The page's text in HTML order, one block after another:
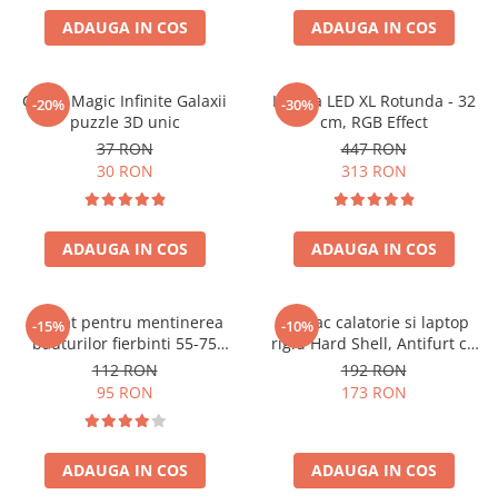
ADAUGA IN COS ADAUGA IN COS
-20%
Cubul Magic Infinite Galaxii
puzzle 3D unic
37 RON
30 RON
ADAUGA IN COS
-30%
Lampa LED XL Rotunda - 32
cm, RGB Effect
447 RON
313 RON
ADAUGA IN COS
-15%
Aparat pentru mentinerea
bauturilor fierbinti 55-75
grade
112 RON
95 RON
ADAUGA IN COS
-10%
Rucsac calatorie si laptop
rigid Hard Shell, Antifurt cu
port USB, Waterproof,
44x30x17 cm,
192 RON
173 RON
ADAUGA IN COS